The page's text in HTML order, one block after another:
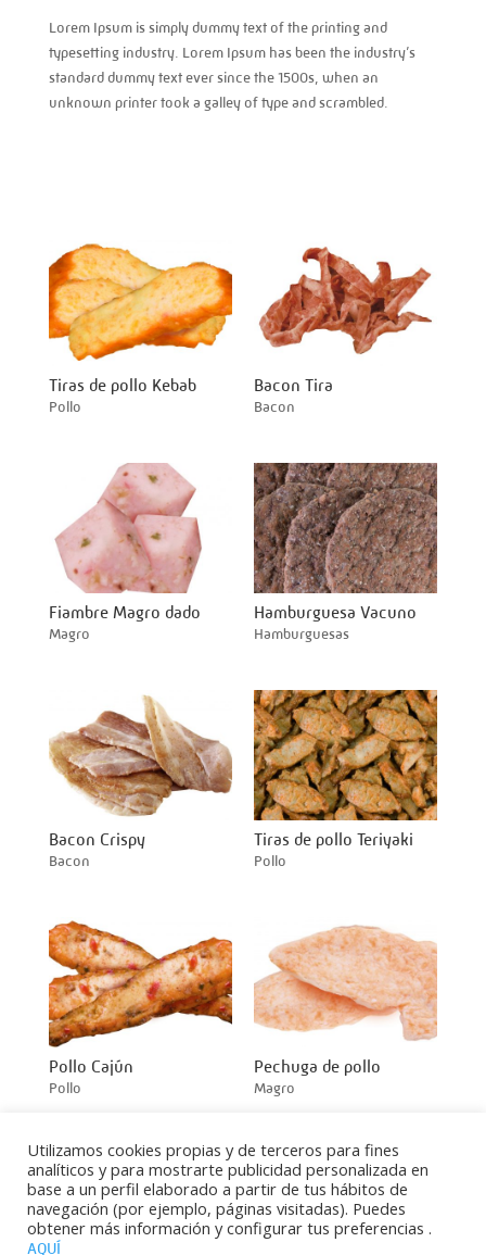
Lorem Ipsum is simply dummy text of the printing and
typesetting industry. Lorem Ipsum has been the industry’s
standard dummy text ever since the 1500s, when an
unknown printer took a galley of type and scrambled.
Tiras de pollo Kebab
Pollo
Bacon Tira
Bacon
Fiambre Magro dado
Magro
Hamburguesa Vacuno
Hamburguesas
Bacon Crispy
Bacon
Tiras de pollo Teriyaki
Pollo
Pollo Cajún
Pollo
Pechuga de pollo
Magro
Utilizamos cookies propias y de terceros para fines
analíticos y para mostrarte publicidad personalizada en
base a un perfil elaborado a partir de tus hábitos de
navegación (por ejemplo, páginas visitadas). Puedes
obtener más información y configurar tus preferencias .
AQUÍ